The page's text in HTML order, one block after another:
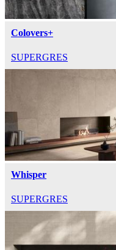
Colovers+
SUPERGRES
Whisper
SUPERGRES